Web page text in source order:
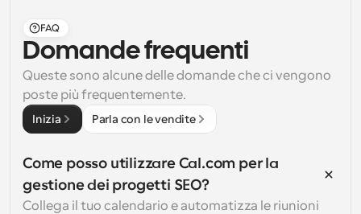
FAQ
Domande frequenti
Queste sono alcune delle domande che ci vengono
poste più frequentemente.
Inizia Parla con le vendite
Come posso utilizzare Cal.com per la
gestione dei progetti SEO?
Collega il tuo calendario e automatizza le riunioni